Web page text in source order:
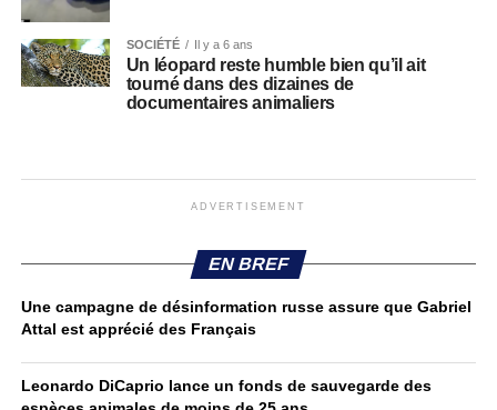
SOCIÉTÉ Il y a 6 ans
Un léopard reste humble bien qu’il ait
tourné dans des dizaines de
documentaires animaliers
ADVERTISEMENT
EN BREF
Une campagne de désinformation russe assure que Gabriel
Attal est apprécié des Français
Leonardo DiCaprio lance un fonds de sauvegarde des